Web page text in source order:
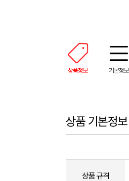
상품정보 기본정보
상품 기본정보
상품 규격